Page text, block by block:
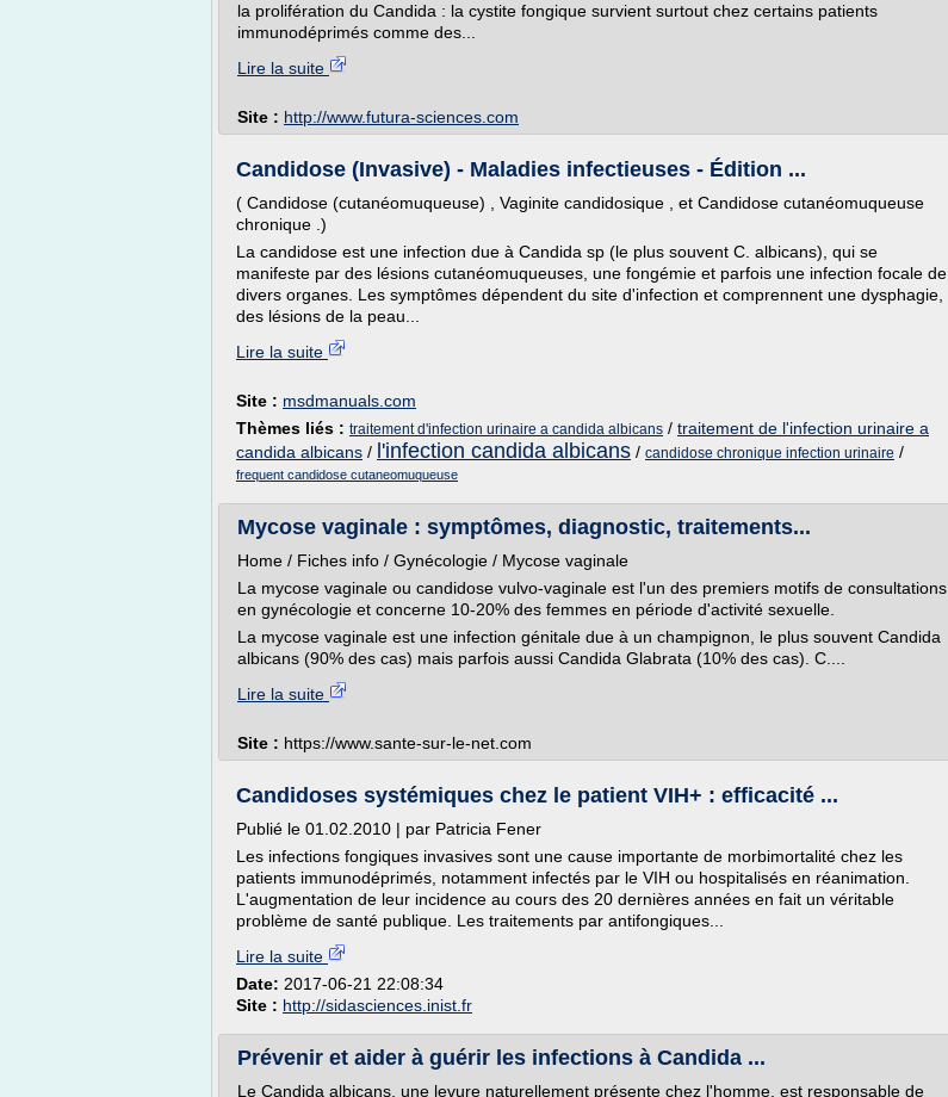
la prolifération du Candida : la cystite fongique survient surtout chez certains patients
immunodéprimés comme des...
Lire la suite
Site : http://www.futura-sciences.com
Candidose (Invasive) - Maladies infectieuses - Édition ...
( Candidose (cutanéomuqueuse) , Vaginite candidosique , et Candidose cutanéomuqueuse
chronique .)
La candidose est une infection due à Candida sp (le plus souvent C. albicans), qui se
manifeste par des lésions cutanéomuqueuses, une fongémie et parfois une infection focale de
divers organes. Les symptômes dépendent du site d'infection et comprennent une dysphagie,
des lésions de la peau...
Lire la suite
Site : msdmanuals.com
Thèmes liés : traitement d'infection urinaire a candida albicans / traitement de l'infection urinaire a
candida albicans / l'infection candida albicans / candidose chronique infection urinaire /
frequent candidose cutaneomuqueuse
Mycose vaginale : symptômes, diagnostic, traitements...
Home / Fiches info / Gynécologie / Mycose vaginale
La mycose vaginale ou candidose vulvo-vaginale est l'un des premiers motifs de consultations
en gynécologie et concerne 10-20% des femmes en période d'activité sexuelle.
La mycose vaginale est une infection génitale due à un champignon, le plus souvent Candida
albicans (90% des cas) mais parfois aussi Candida Glabrata (10% des cas). C....
Lire la suite
Site : https://www.sante-sur-le-net.com
Candidoses systémiques chez le patient VIH+ : efficacité ...
Publié le 01.02.2010 | par Patricia Fener
Les infections fongiques invasives sont une cause importante de morbimortalité chez les
patients immunodéprimés, notamment infectés par le VIH ou hospitalisés en réanimation.
L'augmentation de leur incidence au cours des 20 dernières années en fait un véritable
problème de santé publique. Les traitements par antifongiques...
Lire la suite
Date: 2017-06-21 22:08:34
Site : http://sidasciences.inist.fr
Prévenir et aider à guérir les infections à Candida ...
Le Candida albicans, une levure naturellement présente chez l'homme, est responsable de